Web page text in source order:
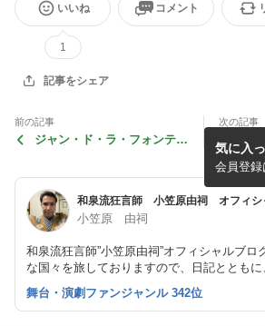
いいね
1
コメント
記事をシェア
前の記事
ジャン・ド・ラ・フォンテー
次の記事
太陽劇
目
小笠原 由祠
和泉流狂言師”小笠原由祠”オフィシャルブロ
な国々を旅しておりますので、日記とともに
みたり、様々な思いや出来事などを書き綴っ
気に入
会員登録
舞台・演劇ファンジャンル 342位